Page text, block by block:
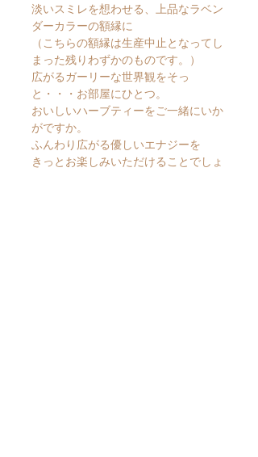
淡いスミレを想わせる、上品なラベン
ダーカラーの額縁に
（こちらの額縁は生産中止となってし
まった残りわずかのものです。）
広がるガーリーな世界観をそっ
と・・・お部屋にひとつ。
おいしいハーブティーをご一緒にいか
がですか。
ふんわり広がる優しいエナジーを
きっとお楽しみいただけることでしょ